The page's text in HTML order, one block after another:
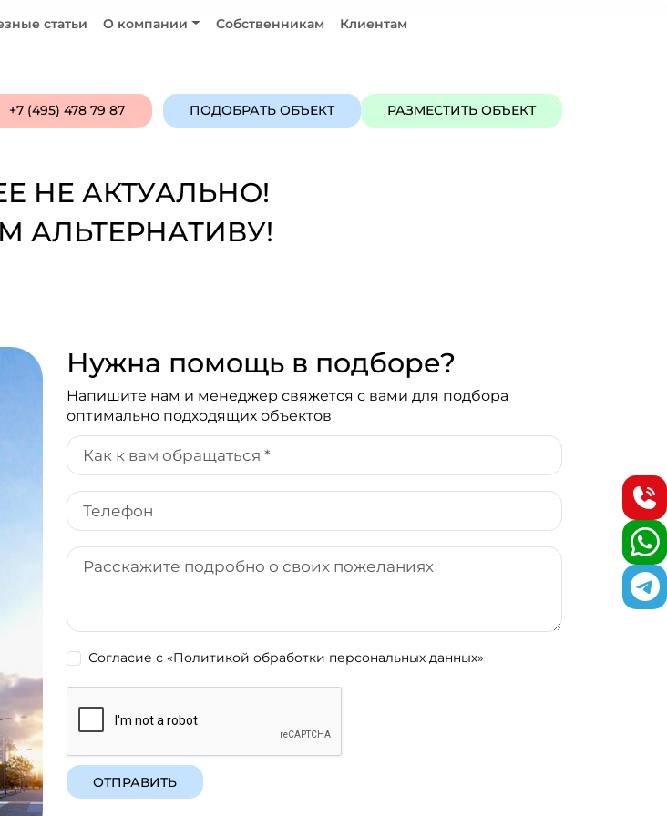
статьи О компании Собственникам Клиентам
+7 (495) 478 79 87 ПОДОБРАТЬ ОБЪЕКТ РАЗМЕСТИТЬ ОБЪЕКТ
НЕ АКТУАЛЬНО!
АЛЬТЕРНАТИВУ!
Нужна помощь в подборе?
Напишите нам и менеджер свяжется с вами для подбора
оптимально подходящих объектов
Согласие с «Политикой обработки персональных данных»
ОТПРАВИТЬ